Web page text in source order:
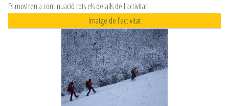
Es mostren a continuació tots els detalls de l'activitat.
Imatge de l'activitat